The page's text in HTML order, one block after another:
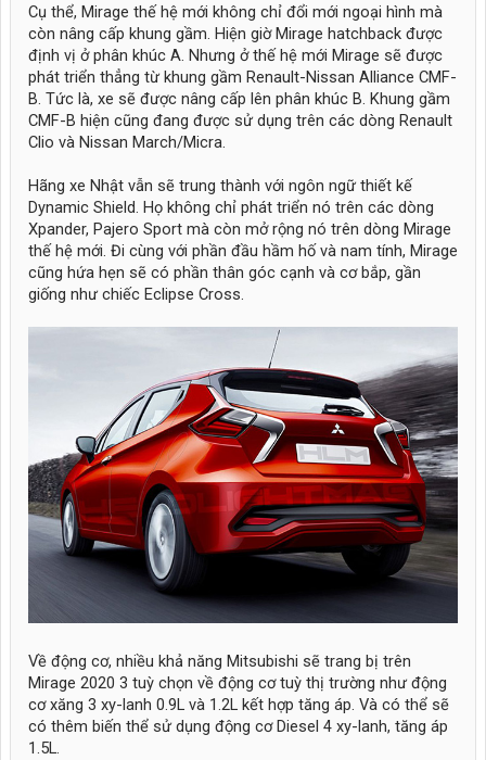
Cụ thể, Mirage thế hệ mới không chỉ đổi mới ngoại hình mà
còn nâng cấp khung gầm. Hiện giờ Mirage hatchback được
định vị ở phân khúc A. Nhưng ở thế hệ mới Mirage sẽ được
phát triển thẳng từ khung gầm Renault-Nissan Alliance CMF-
B. Tức là, xe sẽ được nâng cấp lên phân khúc B. Khung gầm
CMF-B hiện cũng đang được sử dụng trên các dòng Renault
Clio và Nissan March/Micra.
Hãng xe Nhật vẫn sẽ trung thành với ngôn ngữ thiết kế
Dynamic Shield. Họ không chỉ phát triển nó trên các dòng
Xpander, Pajero Sport mà còn mở rộng nó trên dòng Mirage
thế hệ mới. Đi cùng với phần đầu hầm hố và nam tính, Mirage
cũng hứa hẹn sẽ có phần thân góc cạnh và cơ bắp, gần
giống như chiếc Eclipse Cross.
Về động cơ, nhiều khả năng Mitsubishi sẽ trang bị trên
Mirage 2020 3 tuỳ chọn về động cơ tuỳ thị trường như động
cơ xăng 3 xy-lanh 0.9L và 1.2L kết hợp tăng áp. Và có thể sẽ
có thêm biến thể sử dụng động cơ Diesel 4 xy-lanh, tăng áp
1.5L.